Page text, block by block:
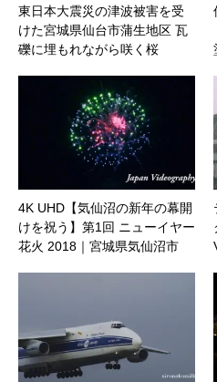
東日本大震災の津波被害を受
けた宮城県仙台市蒲生地区 瓦
礫に埋もれながら咲く桜
4K UHD【気仙沼の新年の幕開
けを祝う】第1回 ニューイヤー
花火 2018｜宮城県気仙沼市